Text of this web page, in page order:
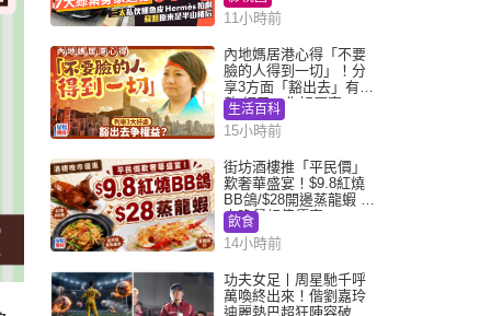
11小時前
內地媽居港心得「不要
臉的人得到一切」！分
享3方面「豁出去」有著
數 網民：你好厲害
生活百科
15小時前
街坊酒樓推「平民價」
歎奢華盛宴！$9.8紅燒
BB鴿/$28開邊蒸龍蝦 3
大晚餐超值優惠
飲食
14小時前
功夫女足丨周星馳千呼
萬喚終出來！偕劉嘉玲
迪麗熱巴超狂陣容破天